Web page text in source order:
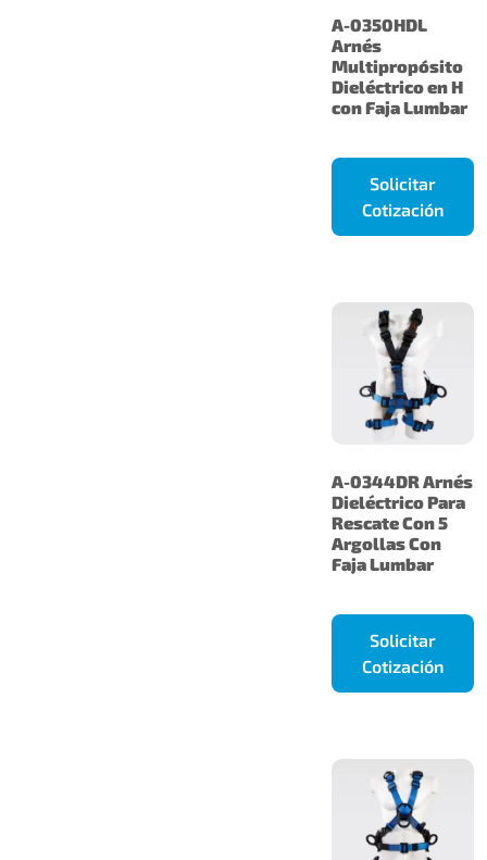
A-0350HDL
Arnés
Multipropósito
Dieléctrico en H
con Faja Lumbar
Solicitar
Cotización
A-0344DR Arnés
Dieléctrico Para
Rescate Con 5
Argollas Con
Faja Lumbar
Solicitar
Cotización